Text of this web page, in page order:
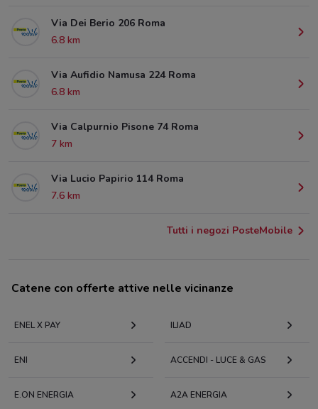
Via Dei Berio 206 Roma
6.8 km
Via Aufidio Namusa 224 Roma
6.8 km
Via Calpurnio Pisone 74 Roma
7 km
Via Lucio Papirio 114 Roma
7.6 km
Tutti i negozi PosteMobile
Catene con offerte attive nelle vicinanze
ENEL X PAY ILIAD
ENI ACCENDI - LUCE & GAS
E.ON ENERGIA A2A ENERGIA